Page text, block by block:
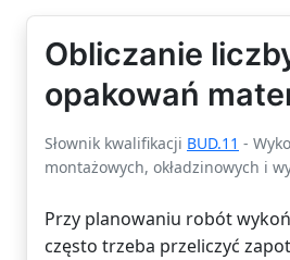
Obliczanie
opakowań
Słownik kwalifikacji BUD.11 -
montażowych, okładzinowych i
Przy planowaniu robót
często trzeba przeliczyć